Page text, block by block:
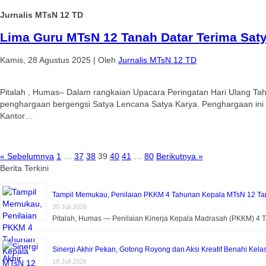
Jurnalis MTsN 12 TD
Lima Guru MTsN 12 Tanah Datar Terima
Kamis, 28 Agustus 2025 | Oleh Jurnalis MTsN 12 TD
Pitalah , Humas– Dalam rangkaian Upacara Peringatan Hari Ulang
penghargaan bergengsi Satya Lencana Satya Karya. Penghargaan
Kantor…
« Sebelumnya 1 37 38 39 40 41 80 Berikutnya »
Berita Terkini
Tampil Memukau, Penilaian PKKM 4 Tahunan Kepala MTsN 12
30 Juli 2026
Pitalah, Humas — Penilaian Kinerja Kepala Madrasah (PKKM) 4
Sinergi Akhir Pekan, Gotong Royong dan Aksi Kreatif Benahi
18 Juli 2026